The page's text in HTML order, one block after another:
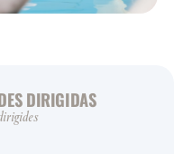
DIRIGIDAS